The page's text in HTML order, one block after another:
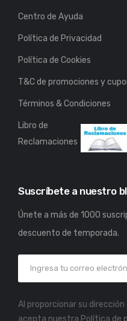
Centro de Ayuda
Política de Privacidad
Política de Cookies
T&C de promociones y
Términos & Condiciones
Libro de
Reclamaciones
Suscríbete a nuestro
Únete a más de 1000
descuento de temporada.
Al proporcionar su
acepta nuestra Política de